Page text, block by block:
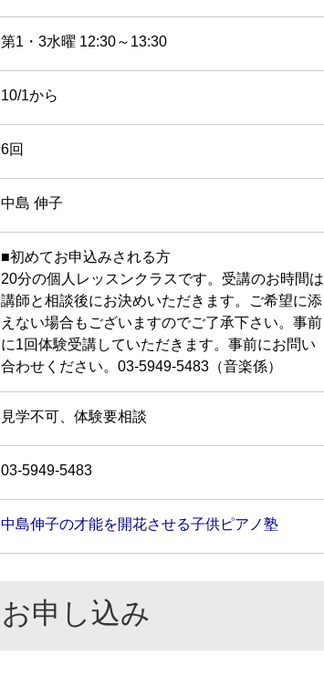
第1・3水曜 12:30～13:30
10/1から
6回
中島 伸子
■初めてお申込みされる方
20分の個人レッスンクラスです。受講のお時間は
講師と相談後にお決めいただきます。ご希望に添
えない場合もございますのでご了承下さい。事前
に1回体験受講していただきます。事前にお問い
合わせください。03-5949-5483（音楽係）
見学不可、体験要相談
03-5949-5483
中島伸子の才能を開花させる子供ピアノ塾
お申し込み